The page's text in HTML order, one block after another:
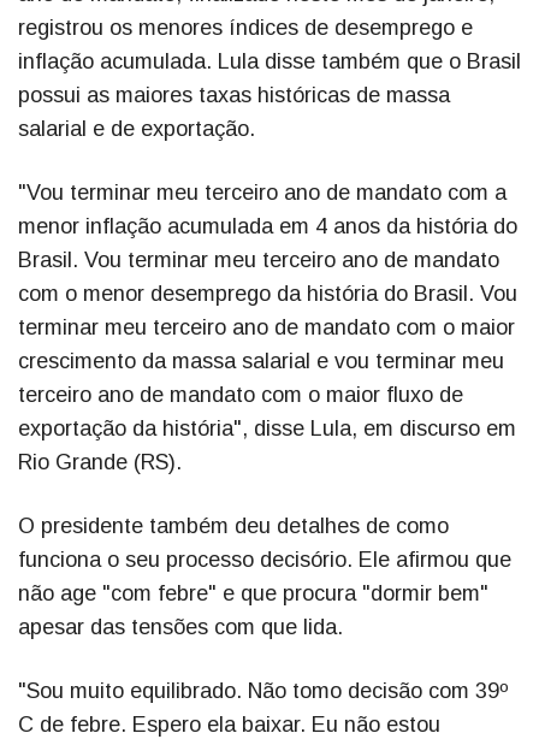
registrou os menores índices de desemprego e
inflação acumulada. Lula disse também que o Brasil
possui as maiores taxas históricas de massa
salarial e de exportação.
"Vou terminar meu terceiro ano de mandato com a
menor inflação acumulada em 4 anos da história do
Brasil. Vou terminar meu terceiro ano de mandato
com o menor desemprego da história do Brasil. Vou
terminar meu terceiro ano de mandato com o maior
crescimento da massa salarial e vou terminar meu
terceiro ano de mandato com o maior fluxo de
exportação da história", disse Lula, em discurso em
Rio Grande (RS).
O presidente também deu detalhes de como
funciona o seu processo decisório. Ele afirmou que
não age "com febre" e que procura "dormir bem"
apesar das tensões com que lida.
"Sou muito equilibrado. Não tomo decisão com 39º
C de febre. Espero ela baixar. Eu não estou